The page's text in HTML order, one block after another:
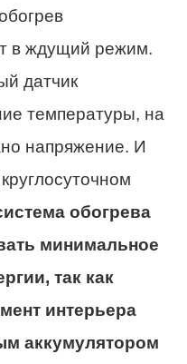
в ждущий режим.
датчик
температуры, на
напряжение. И
обогрева
минимальное
так как
интерьера
аккумулятором